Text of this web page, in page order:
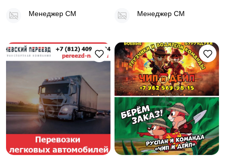
Менеджер СМ Менеджер СМ